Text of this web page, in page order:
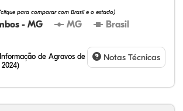
- MG MG Brasil
para comparar com Brasil e o estado)
de Agravos de
Notas Técnicas